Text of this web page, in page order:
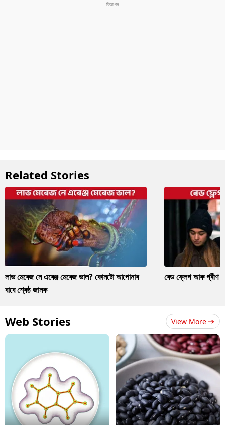
Related Stories
লাভ মেৰেজ নে এৰেঞ্জ মেৰেজ ভাল? কোনটো আপোনাৰ
বাবে শ্ৰেষ্ঠ জানক
ৰেড ফ্লেগ আৰু গ্ৰীণ
Web Stories View More